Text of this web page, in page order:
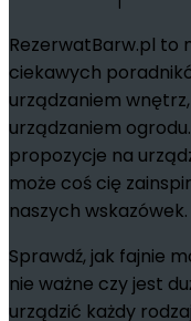
RezerwatBarw.pl to
ciekawych
urządzaniem
urządzaniem
propozycje na
może coś cię
naszych wskazówek.
Sprawdź, jak fajnie
nie ważne czy jest
urządzić każdy